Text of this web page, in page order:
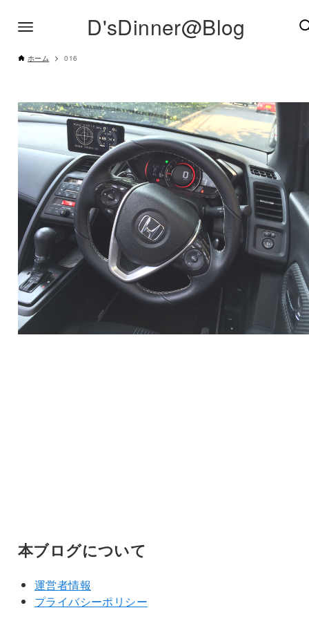
D'sDinner@Blog
ホーム 016
本ブログについて
運営者情報
プライバシーポリシー